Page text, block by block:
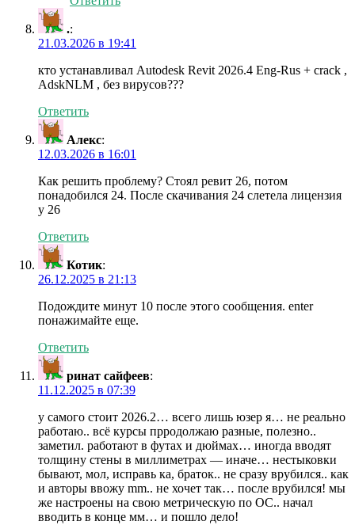
.:
21.03.2026 в 19:41
кто устанавливал Autodesk Revit 2026.4 Eng-Rus + crack ,
AdskNLM , без вирусов???
Ответить
Алекс:
12.03.2026 в 16:01
Как решить проблему? Стоял ревит 26, потом
понадобился 24. После скачивания 24 слетела лицензия
у 26
Ответить
Котик:
26.12.2025 в 21:13
Подождите минут 10 после этого сообщения. enter
понажимайте еще.
Ответить
ринат сайфеев:
11.12.2025 в 07:39
у самого стоит 2026.2… всего лишь юзер я… не реально
работаю.. всё курсы прродолжаю разные, полезно..
заметил. работают в футах и дюймах… иногда вводят
толщину стены в миллиметрах — иначе… нестыковки
бывают, мол, исправь ка, браток.. не сразу врубился.. как
и авторы ввожу mm.. не хочет так… после врубился! мы
же настроены на свою метрическую по ОС.. начал
вводить в конце мм… и пошло дело!